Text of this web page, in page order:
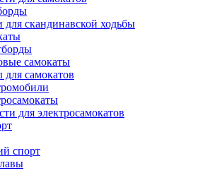
для скандинавской ходьбы
самокаты
для самокатов
для электросамокатов
спорт